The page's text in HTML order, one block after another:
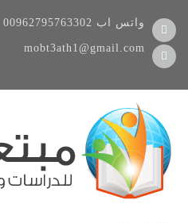
00962795763302 واتس اب
mobt3ath1@gmail.com